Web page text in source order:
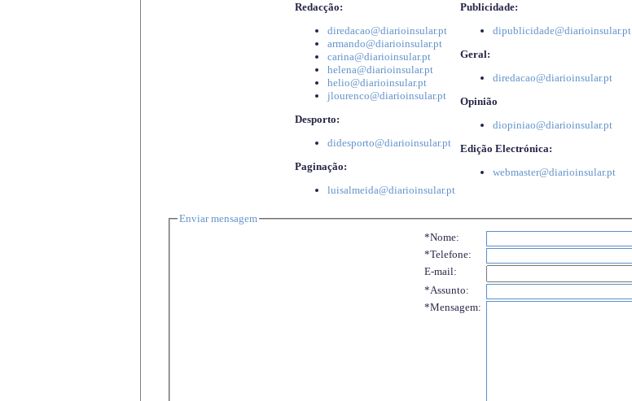
Redacção:
diredacao@diarioinsular.pt
armando@diarioinsular.pt
carina@diarioinsular.pt
helena@diarioinsular.pt
helio@diarioinsular.pt
jlourenco@diarioinsular.pt
Desporto:
didesporto@diarioinsular.pt
Paginação:
luisalmeida@diarioinsular.pt
Publicidade:
dipublicidade@diarioinsular.pt
Geral:
diredacao@diarioinsular.pt
Opinião
diopiniao@diarioinsular.pt
Edição Electrónica:
webmaster@diarioinsular.pt
Enviar mensagem
*Nome:
*Telefone:
E-mail:
*Assunto:
*Mensagem: